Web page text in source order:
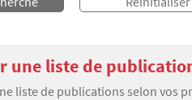
une liste de
liste de publications selon vos